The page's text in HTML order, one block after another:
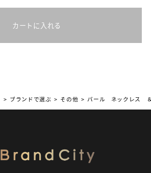
カートに入れる
ブランドで選ぶ その他 パール ネックレス